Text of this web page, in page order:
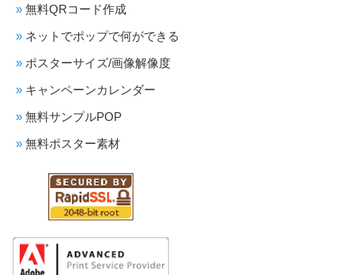
無料QRコード作成
ネットでポップで何ができる
ポスターサイズ/画像解像度
キャンペーンカレンダー
無料サンプルPOP
無料ポスター素材